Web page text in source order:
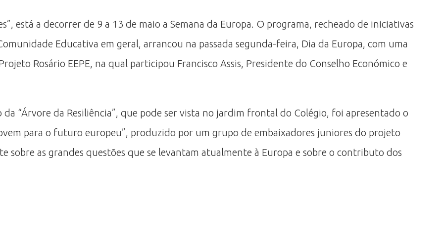
está a decorrer de 9 a 13 de maio a Semana da Europa. O programa, recheado de iniciativas
Educativa em geral, arrancou na passada segunda-feira, Dia da Europa, com uma
Rosário EEPE, na qual participou Francisco Assis, Presidente do Conselho Económico e
“Árvore da Resiliência”, que pode ser vista no jardim frontal do Colégio, foi apresentado o
para o futuro europeu”, produzido por um grupo de embaixadores juniores do projeto
sobre as grandes questões que se levantam atualmente à Europa e sobre o contributo dos